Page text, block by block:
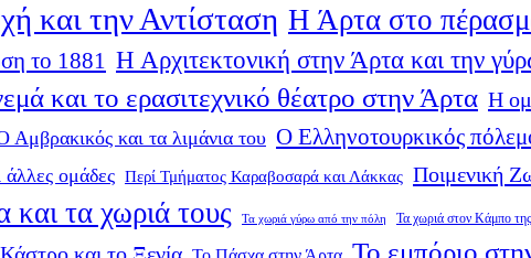
και την Αντίσταση Η Άρτα στο
το 1881 Η Αρχιτεκτονική στην Άρτα και την
και το ερασιτεχνικό θέατρο στην Άρτα Η
Αμβρακικός και τα λιμάνια του Ο Ελληνοτουρκικός
άλλες ομάδες Περί Τμήματος Καραβοσαρά και Λάκκας Ποιμενική
και τα χωριά τους Τα χωριά γύρω από την πόλη Τα χωριά στον Κάμπο